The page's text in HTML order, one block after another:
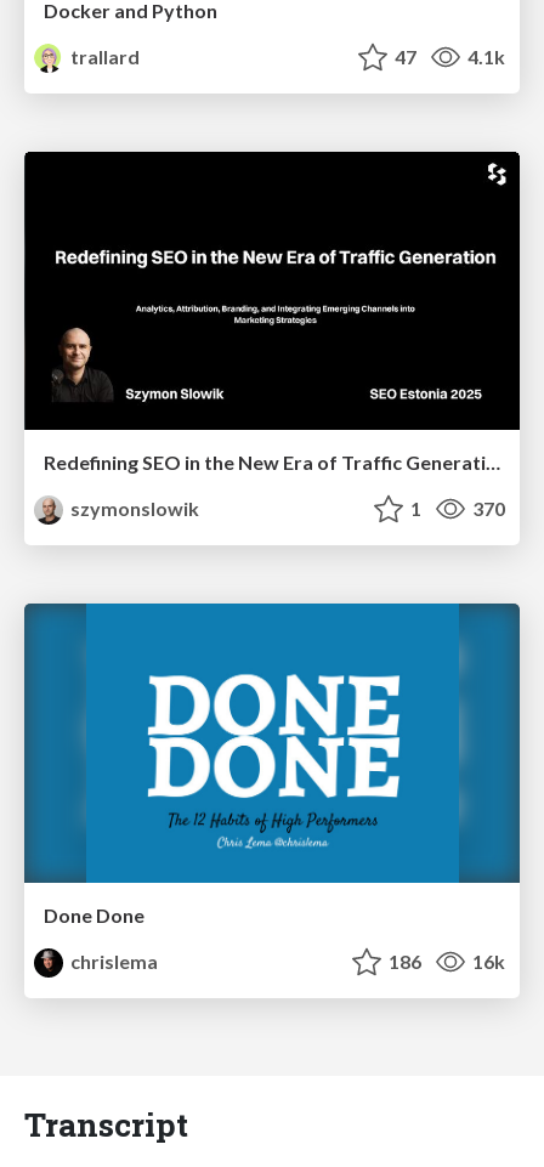
Docker and Python
trallard
47 4.1k
Redefining SEO in the New Era of Traffic Generation
szymonslowik
1 370
Done Done
chrislema
186 16k
Transcript